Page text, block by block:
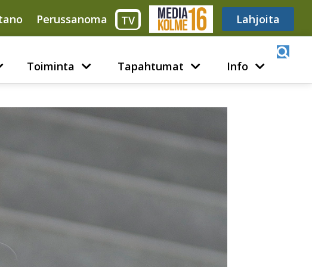
Perussanoma TV Media316 Lahjoita
Toiminta Tapahtumat Info